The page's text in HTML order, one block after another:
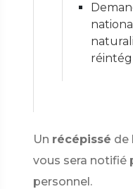
Un récépissé de
vous sera notifié
personnel.